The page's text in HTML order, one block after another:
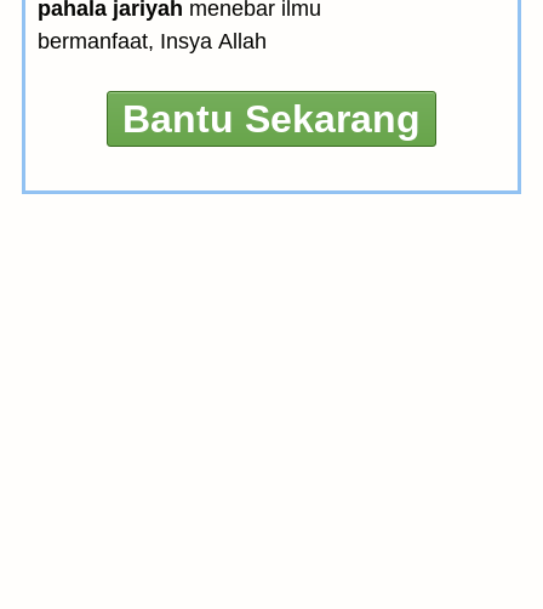
pahala jariyah menebar ilmu
bermanfaat, Insya Allah
Bantu Sekarang